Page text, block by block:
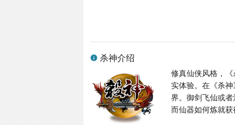
杀神介绍
修真仙侠风格，
实体验。在《杀
界。御剑飞仙或者
而仙器如何炼就